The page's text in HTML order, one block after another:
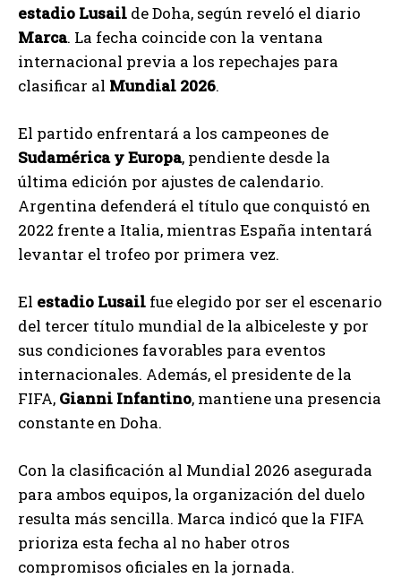
estadio Lusail de Doha, según reveló el diario
Marca. La fecha coincide con la ventana
internacional previa a los repechajes para
clasificar al Mundial 2026.
El partido enfrentará a los campeones de
Sudamérica y Europa, pendiente desde la
última edición por ajustes de calendario.
Argentina defenderá el título que conquistó en
2022 frente a Italia, mientras España intentará
levantar el trofeo por primera vez.
El estadio Lusail fue elegido por ser el escenario
del tercer título mundial de la albiceleste y por
sus condiciones favorables para eventos
internacionales. Además, el presidente de la
FIFA, Gianni Infantino, mantiene una presencia
constante en Doha.
Con la clasificación al Mundial 2026 asegurada
para ambos equipos, la organización del duelo
resulta más sencilla. Marca indicó que la FIFA
prioriza esta fecha al no haber otros
compromisos oficiales en la jornada.